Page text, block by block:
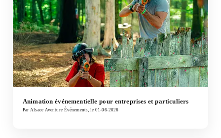
Animation événementielle pour entreprises et particuliers
Par Alsace Aventure Événements, le 01-06-2026